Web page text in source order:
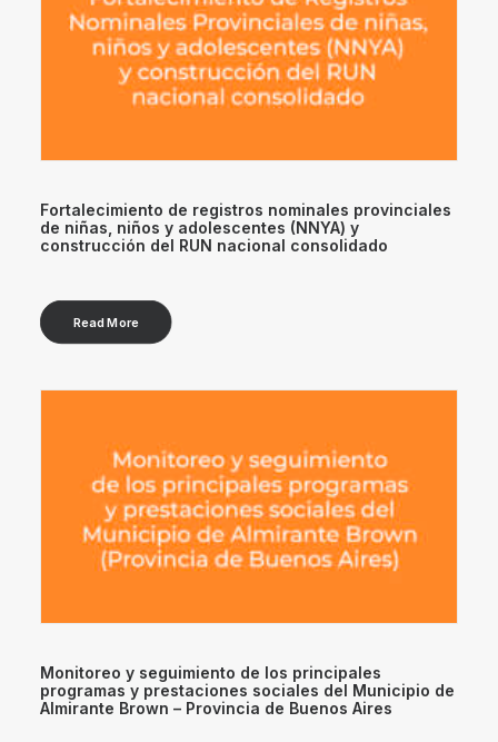
Fortalecimiento de registros nominales provinciales
de niñas, niños y adolescentes (NNYA) y
construcción del RUN nacional consolidado
Read More
Monitoreo y seguimiento de los principales
programas y prestaciones sociales del Municipio de
Almirante Brown – Provincia de Buenos Aires